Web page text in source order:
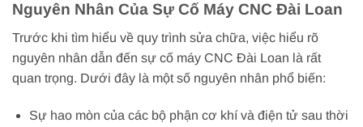
Nguyên Nhân Của Sự Cố Máy CNC Đài Loan
Trước khi tìm hiểu về quy trình sửa chữa, việc hiểu rõ
nguyên nhân dẫn đến sự cố máy CNC Đài Loan là rất
quan trọng. Dưới đây là một số nguyên nhân phổ biến:
Sự hao mòn của các bộ phận cơ khí và điện tử sau thời